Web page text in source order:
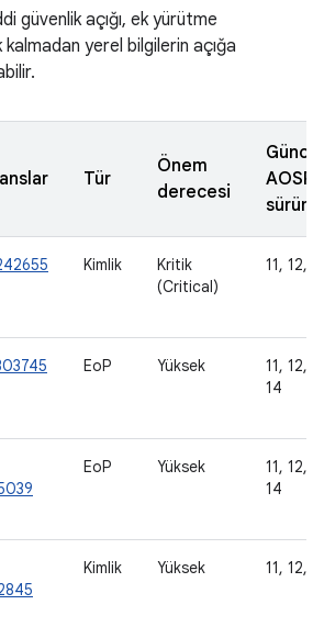
güvenlik açığı, ek yürütme
kalmadan yerel bilgilerin açığa
Tür
Önem
derecesi
AOSP
Kimlik
Kritik
(Critical)
11, 12,
EoP Yüksek
11, 12,
14
EoP Yüksek
11, 12,
14
Kimlik Yüksek 11, 12,